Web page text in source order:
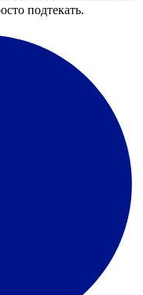
подтекать.